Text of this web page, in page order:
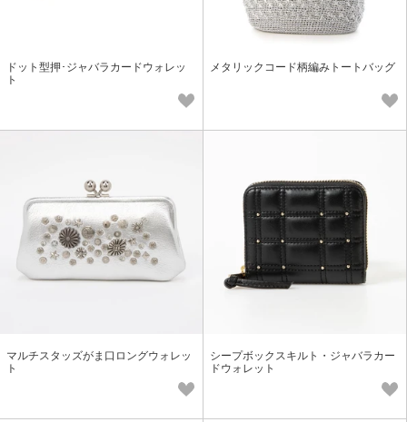
ドット型押･ジャバラカードウォレッ
ト
メタリックコード柄編みトートバッグ
マルチスタッズがま口ロングウォレッ
ト
シープボックスキルト・ジャバラカー
ドウォレット